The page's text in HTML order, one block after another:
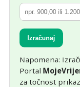
Izračunaj
Napomena:
Portal
za točnost